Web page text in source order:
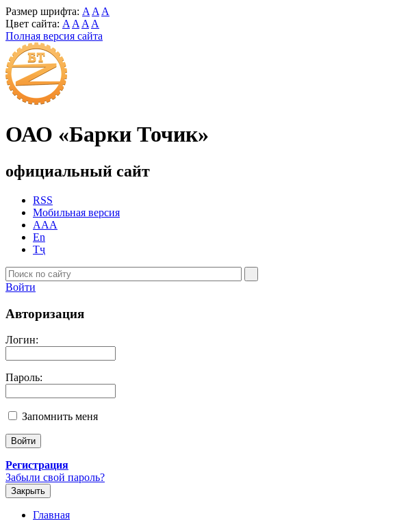
Размер шрифта: A A A
Цвет сайта: A A A A
Полная версия сайта
ОАО «Барки Точик»
официальный сайт
RSS
Мобильная версия
AAA
En
Тҷ
Войти
Авторизация
Логин:
Пароль:
Запомнить меня
Регистрация
Забыли свой пароль?
Закрыть
Главная